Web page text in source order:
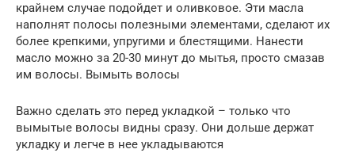
крайнем случае подойдет и оливковое. Эти масла
наполнят полосы полезными элементами, сделают их
более крепкими, упругими и блестящими. Нанести
масло можно за 20-30 минут до мытья, просто смазав
им волосы. Вымыть волосы
Важно сделать это перед укладкой – только что
вымытые волосы видны сразу. Они дольше держат
укладку и легче в нее укладываются